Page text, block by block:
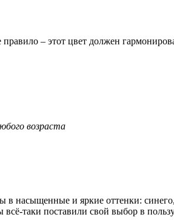
– этот цвет должен
возраста
насыщенные и яркие оттенки:
таки поставили свой выбор в